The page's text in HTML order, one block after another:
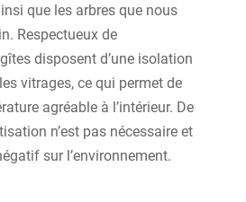
que les arbres que nous
Respectueux de
disposent d’une isolation
vitrages, ce qui permet de
agréable à l’intérieur. De
n’est pas nécessaire et
sur l’environnement.